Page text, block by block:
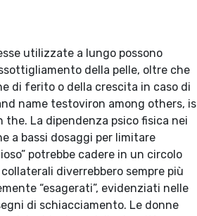
utilizzate a lungo possono
della pelle, oltre che
di ferito o della crescita in caso di
name testoviron among others, is
La dipendenza psico fisica nei
a bassi dosaggi per limitare
potrebbe cadere in un circolo
diverrebbero sempre più
“esagerati”, evidenziati nelle
di schiacciamento. Le donne